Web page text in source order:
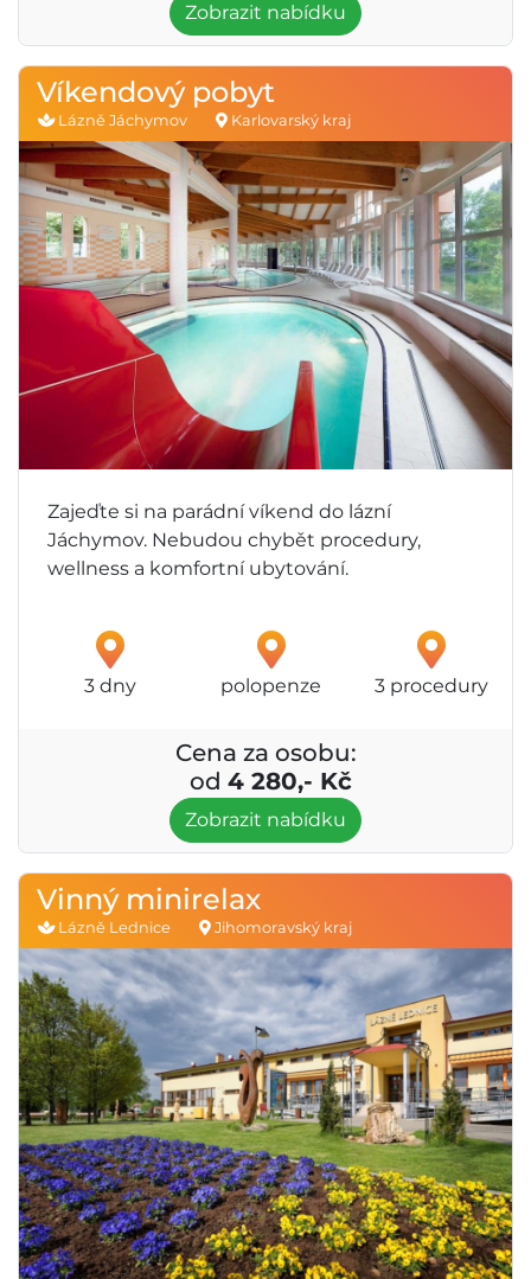
Zobrazit nabídku
Víkendový pobyt
Lázně Jáchymov Karlovarský kraj
Zajeďte si na parádní víkend do lázní
Jáchymov. Nebudou chybět procedury,
wellness a komfortní ubytování.
3 dny polopenze 3 procedury
Cena za osobu:
od 4 280,- Kč
Zobrazit nabídku
Vinný minirelax
Lázně Lednice Jihomoravský kraj